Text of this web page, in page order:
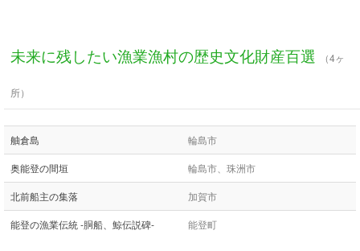
未来に残したい漁業漁村の歴史文化財産百選 （4ヶ
所）
舳倉島 輪島市
奥能登の間垣 輪島市、珠洲市
北前船主の集落 加賀市
能登の漁業伝統 -胴船、鯨伝説碑- 能登町